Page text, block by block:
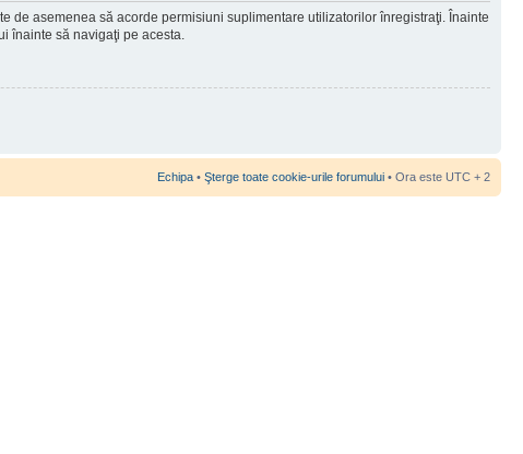
de asemenea să acorde permisiuni suplimentare utilizatorilor înregistraţi. Înainte
înainte să navigaţi pe acesta.
Echipa • Şterge toate cookie-urile forumului • Ora este UTC + 2